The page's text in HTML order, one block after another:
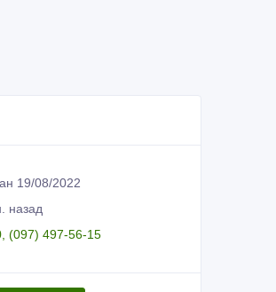
19/08/2022
назад
(097) 497-56-15